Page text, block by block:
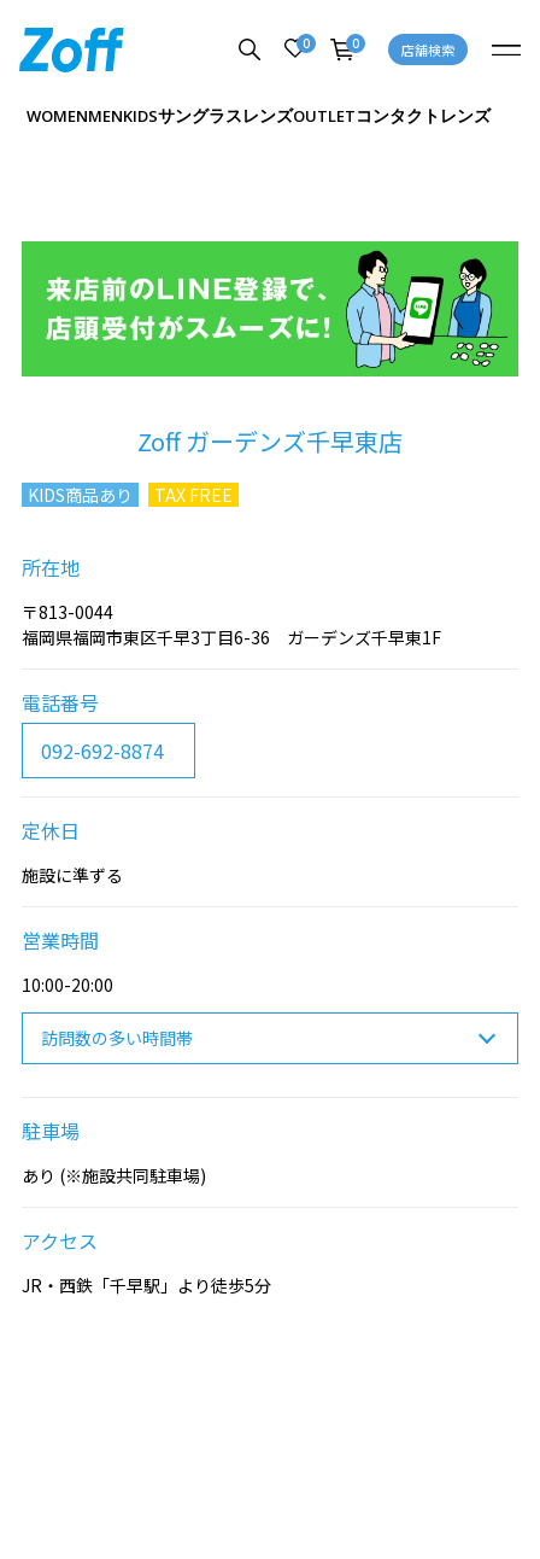
0 0 店舗検索
WOMENMENKIDSサングラスレンズOUTLETコンタクトレンズ
Zoff ガーデンズ千早東店
KIDS商品あり TAX FREE
所在地
〒813-0044
福岡県福岡市東区千早3丁目6-36 ガーデンズ千早東1F
電話番号
092-692-8874
定休日
施設に準ずる
営業時間
10:00-20:00
訪問数の多い時間帯
駐車場
あり (※施設共同駐車場)
アクセス
JR・西鉄「千早駅」より徒歩5分